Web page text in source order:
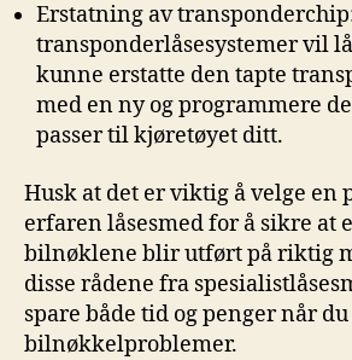
Erstatning av
transponderlåsesystemer vil
kunne erstatte den tapte
med en ny⁤ og programmere
passer ‍til kjøretøyet ditt.
Husk‌ at‌ det er viktig å velge en
erfaren‍ låsesmed for å sikre at
bilnøklene blir utført på riktig‍
disse rådene fra
spare både tid og‌ penger når
bilnøkkelproblemer.